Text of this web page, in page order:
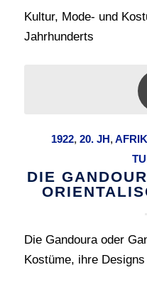
Kultur, Mode- und
Jahrhunderts
1922,20. JH,
DIE
Die Gandoura oder
Kostüme, ihre